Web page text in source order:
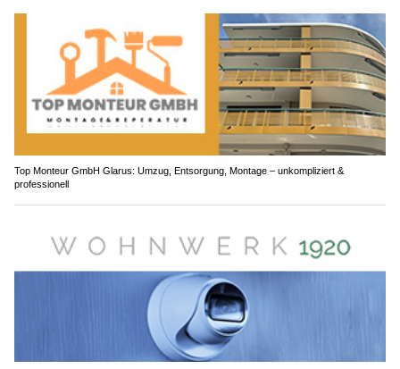
Top Monteur GmbH Glarus: Umzug, Entsorgung, Montage – unkompliziert &
professionell